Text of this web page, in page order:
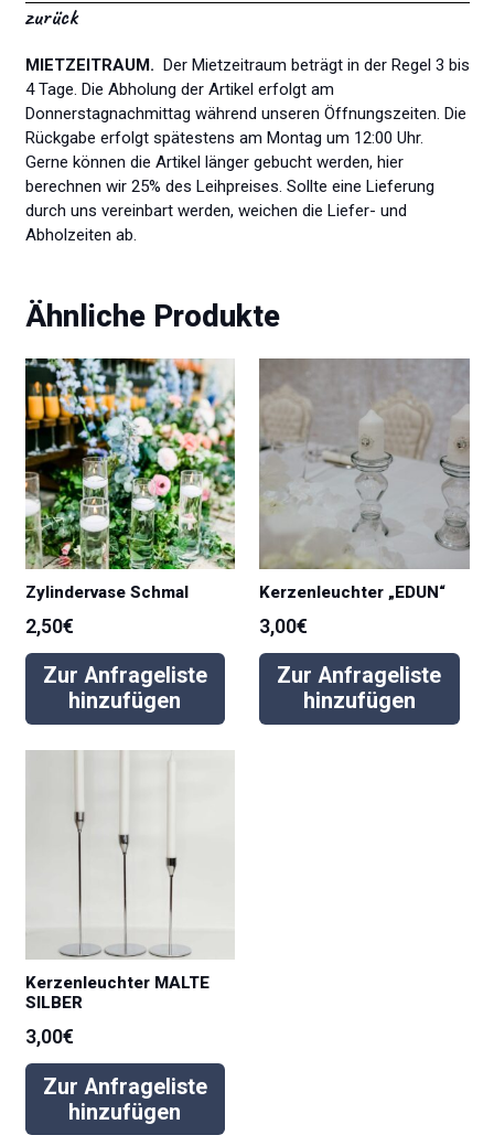
zurück
MIETZEITRAUM. Der Mietzeitraum beträgt in der Regel 3 bis
4 Tage. Die Abholung der Artikel erfolgt am
Donnerstagnachmittag während unseren Öffnungszeiten. Die
Rückgabe erfolgt spätestens am Montag um 12:00 Uhr.
Gerne können die Artikel länger gebucht werden, hier
berechnen wir 25% des Leihpreises. Sollte eine Lieferung
durch uns vereinbart werden, weichen die Liefer- und
Abholzeiten ab.
Ähnliche Produkte
Zylindervase Schmal
2,50€
Zur Anfrageliste
hinzufügen
Kerzenleuchter „EDUN“
3,00€
Zur Anfrageliste
hinzufügen
Kerzenleuchter MALTE
SILBER
3,00€
Zur Anfrageliste
hinzufügen